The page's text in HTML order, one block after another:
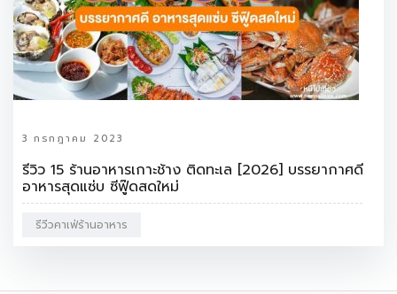
3 กรกฎาคม 2023
รีวิว 15 ร้านอาหารเกาะช้าง ติดทะเล [2026] บรรยากาศดี
อาหารสุดแซ่บ ซีฟู๊ดสดใหม่
รีวีวคาเฟ่ร้านอาหาร